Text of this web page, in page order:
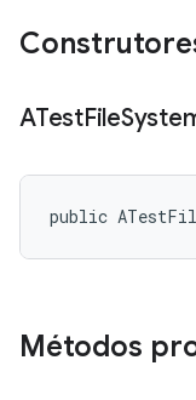
ATestFile
public
Métodos